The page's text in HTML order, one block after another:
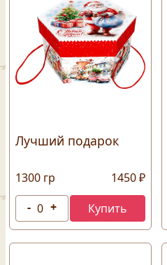
Лучший подарок
1300 гр 1450 ₽